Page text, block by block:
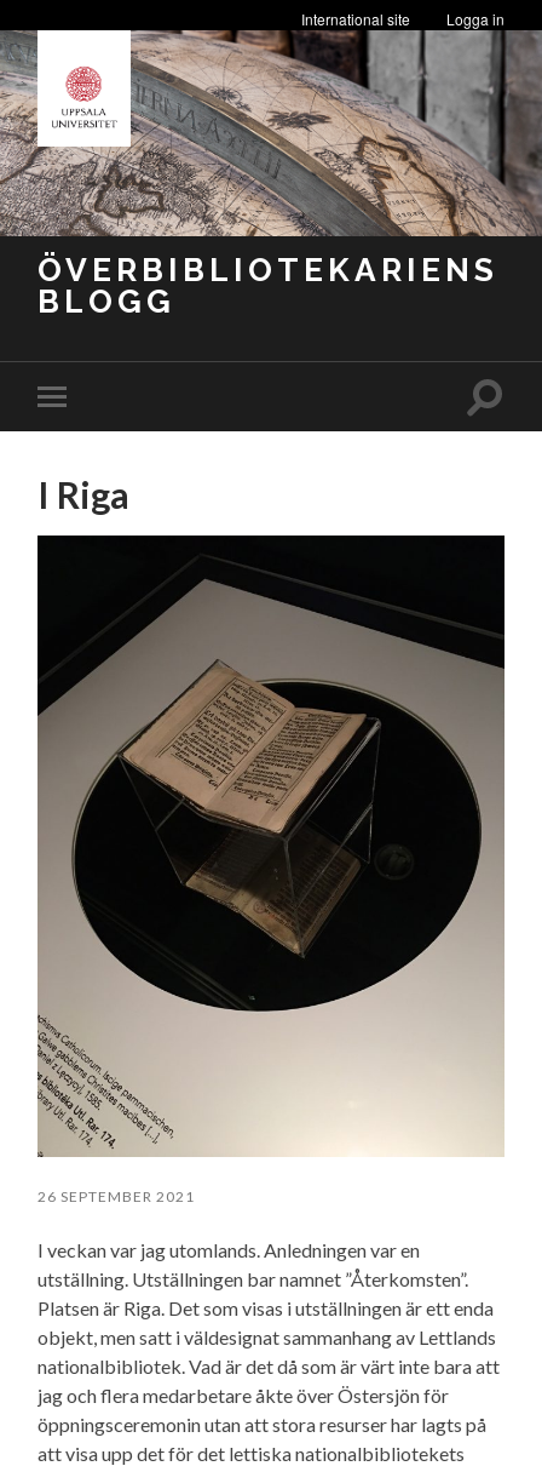
Logga in
International site
ÖVERBIBLIOTEKARIENS
BLOGG
på/av
Slå
I Riga
26 SEPTEMBER 2021
I veckan var jag utomlands. Anledningen var en
utställning. Utställningen bar namnet ”Återkomsten”.
Platsen är Riga. Det som visas i utställningen är ett enda
objekt, men satt i väldesignat sammanhang av Lettlands
nationalbibliotek. Vad är det då som är värt inte bara att
jag och flera medarbetare åkte över Östersjön för
öppningsceremonin utan att stora resurser har lagts på
att visa upp det för det lettiska nationalbibliotekets